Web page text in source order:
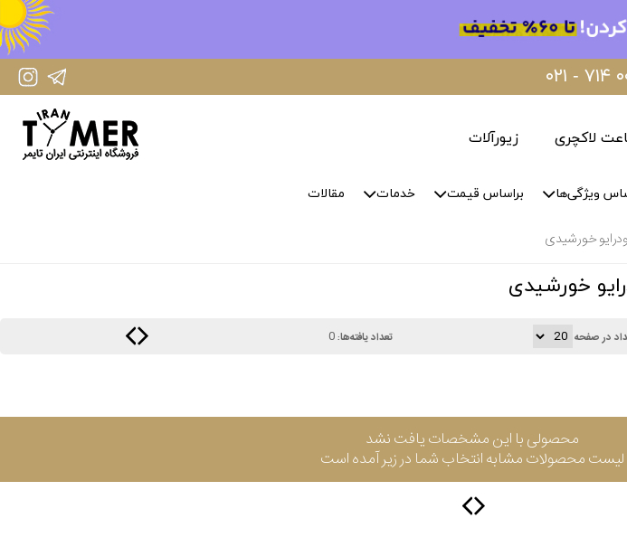
IranTimer Instagram Page ۷۱۴ ۰۰۰ ۱۰
لاکچری زیورآلات
ویژگی‌ها براساس قیمت خدمات مقالات
در صفحه تعداد یافته‌ها:0
محصولی با این مشخصات یافت نشد
لیست محصولات مشابه انتخاب شما در زیر آمده است